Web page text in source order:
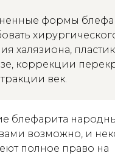
формы
халязиона,
коррекции
век.
блефарита
возможно, и
полное право на